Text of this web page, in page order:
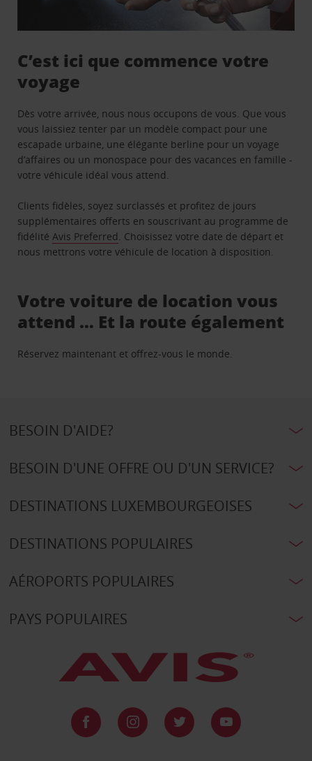
C’est ici que commence votre
voyage
Dès votre arrivée, nous nous occupons de vous. Que vous
vous laissiez tenter par un modèle compact pour une
escapade urbaine, une élégante berline pour un voyage
d’affaires ou un monospace pour des vacances en famille -
votre véhicule idéal vous attend.
Clients fidèles, soyez surclassés et profitez de jours
supplémentaires offerts en souscrivant au programme de
fidélitéAvis Preferred. Choisissez votre date de départ et
nous mettrons votre véhicule de location à disposition.
Votre voiture de location vous
attend … Et la route également
Réservez maintenant et offrez-vous le monde.
BESOIN D'AIDE?
BESOIN D'UNE OFFRE OU D'UN SERVICE?
DESTINATIONS LUXEMBOURGEOISES
DESTINATIONS POPULAIRES
AÉROPORTS POPULAIRES
PAYS POPULAIRES